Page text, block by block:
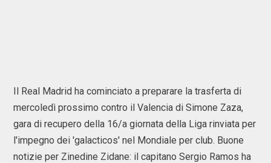
Il Real Madrid ha cominciato a preparare la trasferta di
mercoledì prossimo contro il Valencia di Simone Zaza,
gara di recupero della 16/a giornata della Liga rinviata per
l'impegno dei 'galacticos' nel Mondiale per club. Buone
notizie per Zinedine Zidane: il capitano Sergio Ramos ha